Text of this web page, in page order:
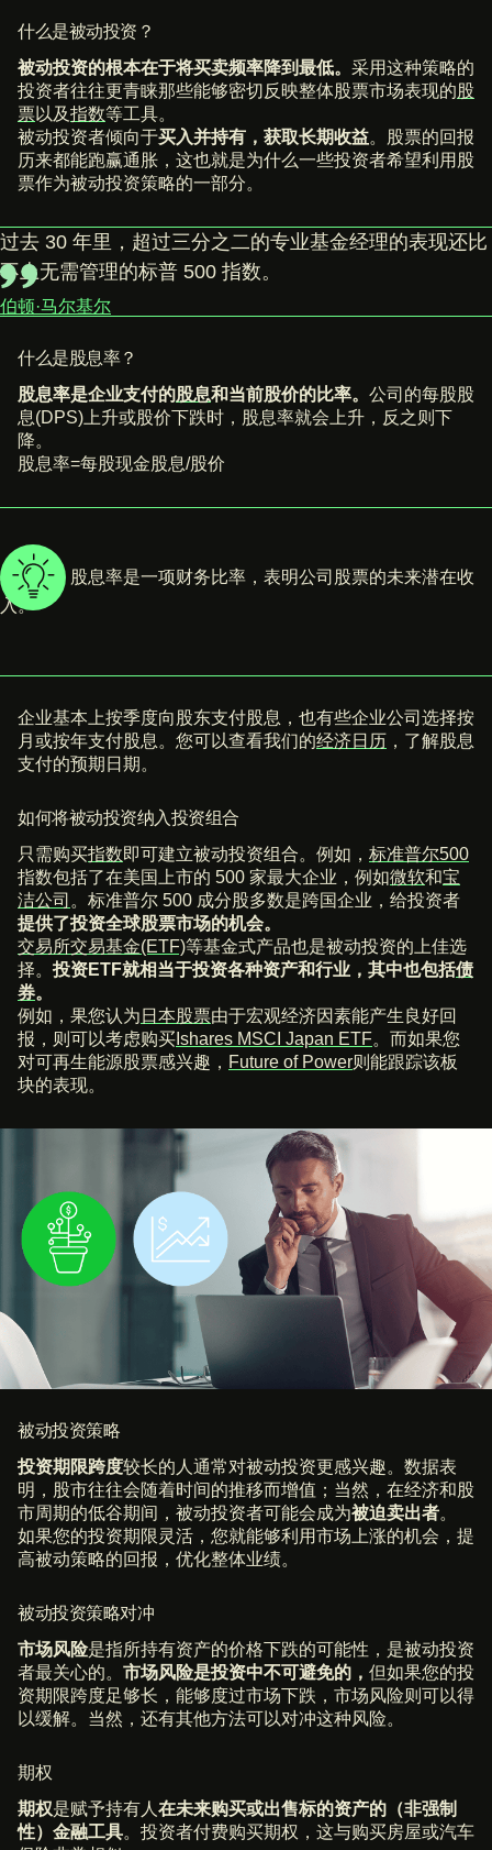
什么是被动投资？
被动投资的根本在于将买卖频率降到最低。 采用这种策略的
投资者往往更青睐那些能够密切反映整体股票市场表现的 股
票以及指数等工具。
被动投资者倾向于买入并持有，获取长期收益。股票的回报
历来都能跑赢通胀，这也就是为什么一些投资者希望利用股
票作为被动投资策略的一部分。
过去 30 年里，超过三分之二的专业基金经理的表现还比
不上无需管理的标普 500 指数。
伯顿·马尔基尔
什么是股息率？
股息率是企业支付的股息和当前股价的比率。 公司的每股股
息(DPS)上升或股价下跌时，股息率就会上升，反之则下
降。
股息率=每股现金股息/股价
小提示： 股息率是一项财务比率，表明公司股票的未来潜在收
入。
企业基本上按季度向股东支付股息，也有些企业公司选择按
月或按年支付股息。您可以查看我们的经济日历 ，了解股息
支付的预期日期。
如何将被动投资纳入投资组合
只需购买指数即可建立被动投资组合。例如， 标准普尔500
指数包括了在美国上市的 500 家最大企业，例如微软和宝
洁公司 。标准普尔 500 成分股多数是跨国企业，给投资者
提供了投资全球股票市场的机会。
交易所交易基金(ETF)等基金式产品也是被动投资的上佳选
择。 投资ETF就相当于投资各种资产和行业，其中也包括债
券。
例如，果您认为 日本股票由于宏观经济因素能产生良好回
报，则可以考虑购买 Ishares MSCI Japan ETF。而如果您
对可再生能源股票感兴趣， Future of Power则能跟踪该板
块的表现。
被动投资策略
投资期限跨度较长的人通常对被动投资更感兴趣。数据表
明，股市往往会随着时间的推移而增值；当然，在经济和股
市周期的低谷期间，被动投资者可能会成为被迫卖出者。
如果您的投资期限灵活，您就能够利用市场上涨的机会，提
高被动策略的回报，优化整体业绩。
被动投资策略对冲
市场风险是指所持有资产的价格下跌的可能性，是被动投资
者最关心的。 市场风险是投资中不可避免的， 但如果您的投
资期限跨度足够长，能够度过市场下跌，市场风险则可以得
以缓解。当然，还有其他方法可以对冲这种风险。
期权
期权是赋予持有人 在未来购买或出售标的资产的（非强制
性）金融工具。投资者付费购买期权，这与购买房屋或汽车